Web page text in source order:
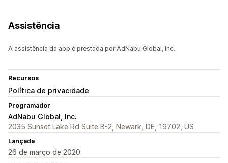
Assistência
A assistência da app é prestada por AdNabu Global, Inc..
Recursos
Política de privacidade
Programador
AdNabu Global, Inc.
2035 Sunset Lake Rd Suite B-2, Newark, DE, 19702, US
Lançada
26 de março de 2020